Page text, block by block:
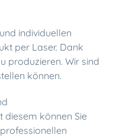
individuellen
per Laser. Dank
produzieren. Wir sind
können.
diesem können Sie